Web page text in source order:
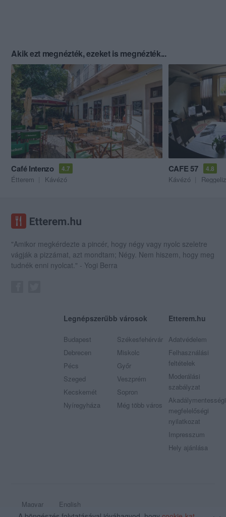
Akik ezt megnézték, ezeket is megnézték...
Café Intenzo 4.7
Étterem Kávézó
CAFE 57 4.8
Kávézó
"Amikor megkérdezte a pincér, hogy négy vagy nyolc szeletre
vágják a pizzámat, azt mondtam; Négy. Nem hiszem, hogy meg
tudnék enni nyolcat." - Yogi Berra
Legnépszerűbb városok
Budapest
Debrecen
Pécs
Szeged
Kecskemét
Nyíregyháza
Székesfehérvár
Miskolc
Győr
Veszprém
Sopron
Még több város
Etterem.hu
Adatvédelem
Felhasználási
feltételek
Moderálási
szabályzat
Akadálymentességi
megfelelőségi
nyilatkozat
Impresszum
Hely ajánlása
Magyar
English